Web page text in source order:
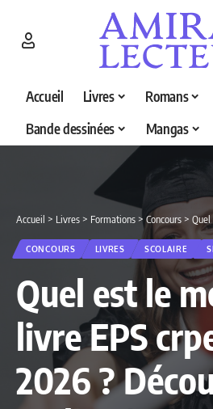
Accueil Livres Romans
Bande dessinées
Mangas
Accueil > Livres > Formations > Concours > Quel est
CONCOURS LIVRES SCOLAIRE
Quel est le
livre EPS
2026 ?